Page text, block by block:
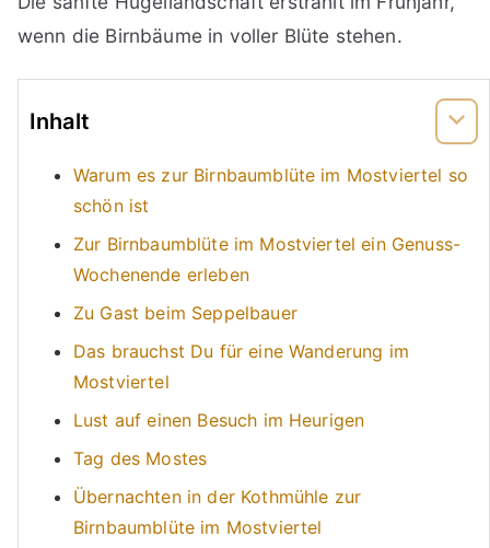
wenn die Birnbäume in voller Blüte stehen.
Inhalt
Warum es zur Birnbaumblüte im Mostviertel so
schön ist
Zur Birnbaumblüte im Mostviertel ein Genuss-
Wochenende erleben
Zu Gast beim Seppelbauer
Das brauchst Du für eine Wanderung im
Mostviertel
Lust auf einen Besuch im Heurigen
Tag des Mostes
Übernachten in der Kothmühle zur
Birnbaumblüte im Mostviertel